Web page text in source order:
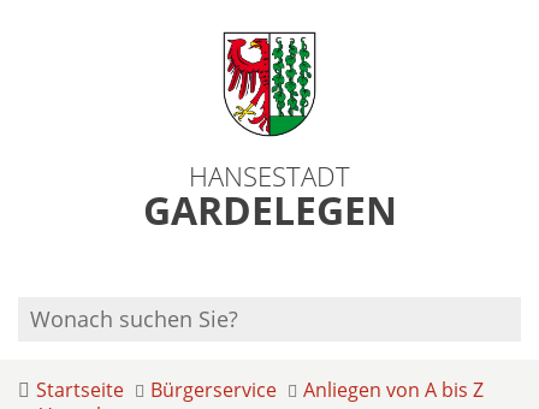
HANSESTADT
GARDELEGEN
Startseite Bürgerservice
Anliegen von A bis Z